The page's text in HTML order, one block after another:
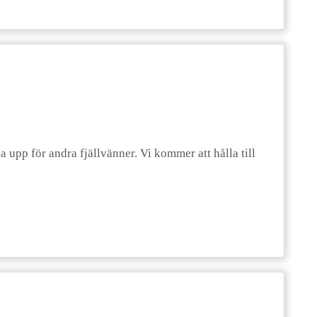
upp för andra fjällvänner. Vi kommer att hålla till